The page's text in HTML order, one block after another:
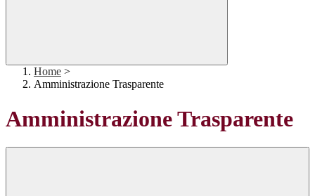
Home >
Amministrazione Trasparente
Amministrazione Trasparente